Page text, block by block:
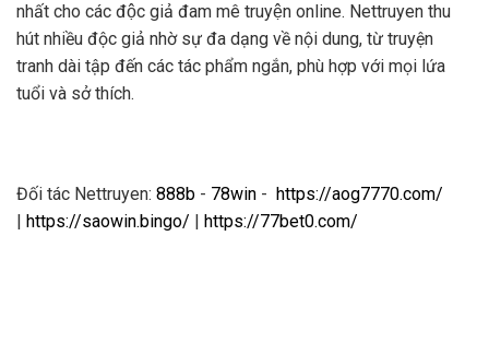
nhất cho các độc giả đam mê truyện online. Nettruyen thu
hút nhiều độc giả nhờ sự đa dạng về nội dung, từ truyện
tranh dài tập đến các tác phẩm ngắn, phù hợp với mọi lứa
tuổi và sở thích.
Đối tác Nettruyen: 888b - 78win - https://aog7770.com/
| https://saowin.bingo/ | https://77bet0.com/